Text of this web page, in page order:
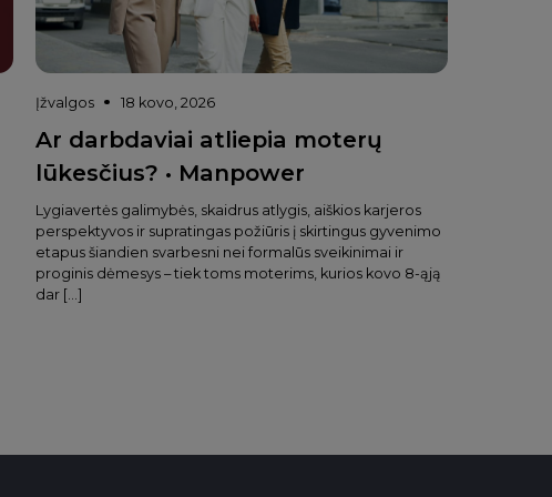
Įžvalgos 18 kovo, 2026
Ar darbdaviai atliepia moterų
lūkesčius? • Manpower
Lygiavertės galimybės, skaidrus atlygis, aiškios karjeros
perspektyvos ir supratingas požiūris į skirtingus gyvenimo
etapus šiandien svarbesni nei formalūs sveikinimai ir
proginis dėmesys – tiek toms moterims, kurios kovo 8-ąją
dar […]